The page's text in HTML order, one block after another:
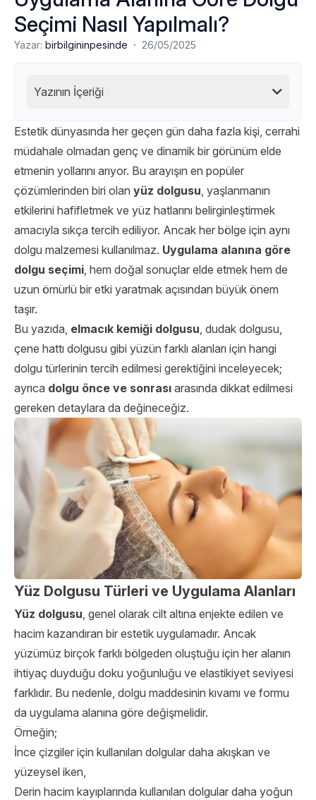
Seçimi Nasıl Yapılmalı?
Yazar: birbilgininpesinde · 26/05/2025
Yazının İçeriği
Estetik dünyasında her geçen gün daha fazla kişi, cerrahi
müdahale olmadan genç ve dinamik bir görünüm elde
etmenin yollarını arıyor. Bu arayışın en popüler
çözümlerinden biri olan yüz dolgusu, yaşlanmanın
etkilerini hafifletmek ve yüz hatlarını belirginleştirmek
amacıyla sıkça tercih ediliyor. Ancak her bölge için aynı
dolgu malzemesi kullanılmaz. Uygulama alanına göre
dolgu seçimi, hem doğal sonuçlar elde etmek hem de
uzun ömürlü bir etki yaratmak açısından büyük önem
taşır.
Bu yazıda, elmacık kemiği dolgusu, dudak dolgusu,
çene hattı dolgusu gibi yüzün farklı alanları için hangi
dolgu türlerinin tercih edilmesi gerektiğini inceleyecek;
ayrıca dolgu önce ve sonrası arasında dikkat edilmesi
gereken detaylara da değineceğiz.
Yüz Dolgusu Türleri ve Uygulama Alanları
Yüz dolgusu, genel olarak cilt altına enjekte edilen ve
hacim kazandıran bir estetik uygulamadır. Ancak
yüzümüz birçok farklı bölgeden oluştuğu için her alanın
ihtiyaç duyduğu doku yoğunluğu ve elastikiyet seviyesi
farklıdır. Bu nedenle, dolgu maddesinin kıvamı ve formu
da uygulama alanına göre değişmelidir.
Örneğin;
İnce çizgiler için kullanılan dolgular daha akışkan ve
yüzeysel iken,
Derin hacim kayıplarında kullanılan dolgular daha yoğun